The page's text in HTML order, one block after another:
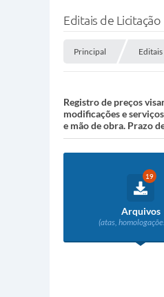
Editais de Licitação
Principal Editais
Registro de preços
modificações e
e mão de obra. Prazo
19
Arquivos
(atas,